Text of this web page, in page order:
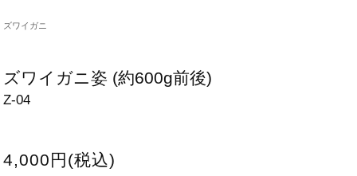
ズワイガニ
ズワイガニ姿 (約600g前後)
Z-04
4,000円(税込)